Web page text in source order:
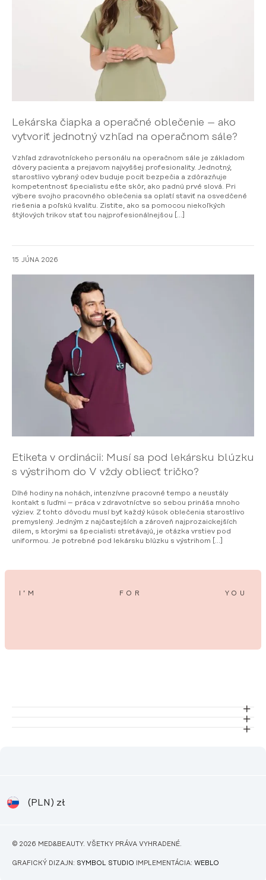
Lekárska čiapka a operačné oblečenie – ako
vytvoriť jednotný vzhľad na operačnom sále?
Vzhľad zdravotníckeho personálu na operačnom sále je základom
dôvery pacienta a prejavom najvyššej profesionality. Jednotný,
starostlivo vybraný odev buduje pocit bezpečia a zdôrazňuje
kompetentnosť špecialistu ešte skôr, ako padnú prvé slová. Pri
výbere svojho pracovného oblečenia sa oplatí staviť na osvedčené
riešenia a poľskú kvalitu. Zistite, ako sa pomocou niekoľkých
štýlových trikov stať tou najprofesionálnejšou […]
15 JÚNA 2026
Etiketa v ordinácii: Musí sa pod lekársku blúzku
s výstrihom do V vždy obliecť tričko?
Dlhé hodiny na nohách, intenzívne pracovné tempo a neustály
kontakt s ľuďmi – práca v zdravotníctve so sebou prináša mnoho
výziev. Z tohto dôvodu musí byť každý kúsok oblečenia starostlivo
premyslený. Jedným z najčastejších a zároveň najprozaickejších
dilem, s ktorými sa špecialisti stretávajú, je otázka vrstiev pod
uniformou. Je potrebné pod lekársku blúzku s výstrihom […]
I’M FOR YOU
(PLN) zł
© 2026 MED&BEAUTY. VŠETKY PRÁVA VYHRADENÉ.
GRAFICKÝ DIZAJN: SYMBOL STUDIO IMPLEMENTÁCIA: WEBLO